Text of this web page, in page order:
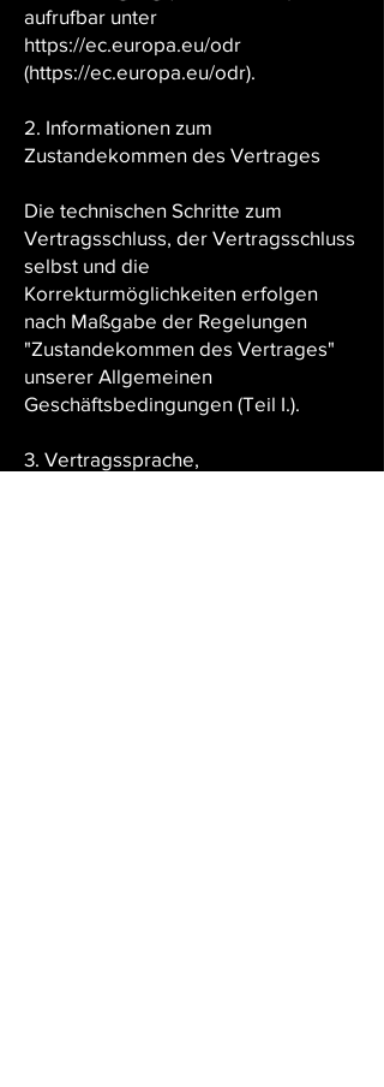
aufrufbar unter
https://ec.europa.eu/odr
(https://ec.europa.eu/odr).
2. Informationen zum
Zustandekommen des Vertrages
Die technischen Schritte zum
Vertragsschluss, der Vertragsschluss
selbst und die
Korrekturmöglichkeiten erfolgen
nach Maßgabe der Regelungen
"Zustandekommen des Vertrages"
unserer Allgemeinen
Geschäftsbedingungen (Teil I.).
3. Vertragssprache,